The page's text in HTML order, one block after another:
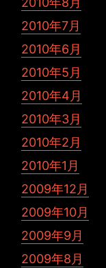
2010年7月
2010年6月
2010年5月
2010年4月
2010年3月
2010年2月
2010年1月
2009年12月
2009年10月
2009年9月
2009年8月